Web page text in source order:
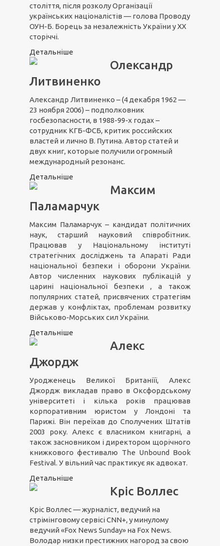
століття, після розколу Організації
українських націоналістів — голова Проводу
ОУН-Б. Борець за незалежність України у ХХ
сторіччі.
Детальніше
Олександр
Литвиненко
Александр Литвиненко – (4 декабря 1962 —
23 ноября 2006) – подполковник
госбезопасности, в 1988-99-х годах –
сотрудник КГБ-ФСБ, критик российских
властей и лично В. Путина. Автор статей и
двух книг, которые получили огромный
международный резонанс.
Детальніше
Максим
Паламарчук
Максим Паламарчук – кандидат політичних
наук, старший науковий співробітник.
Працював у Національному інституті
стратегічних досліджень та Апараті Ради
національної безпеки і оборони України.
Автор численних наукових публікацій у
царині національної безпеки , а також
популярних статей, присвячених стратегіям
держав у конфліктах, проблемам розвитку
Військово-Морських сил України.
Детальніше
Алекс
Джордж
Уродженець Великої Британіїї, Алекс
Джордж викладав право в Оксфордському
університеті і кілька років працював
корпоративним юристом у Лондоні та
Парижі. Він переїхав до Сполучених Штатів
2003 року. Алекс є власником книгарні, а
також засновником і директором щорічного
книжкового фестивалю The Unbound Book
Festival. У вільний час практикує як адвокат.
Детальніше
Кріс Воллес
Кріс Воллес — журналіст, ведучий на
стрімінговому сервісі CNN+, у минулому
ведучий «Fox News Sunday» на Fox News.
Володар низки престижних нагород за свою